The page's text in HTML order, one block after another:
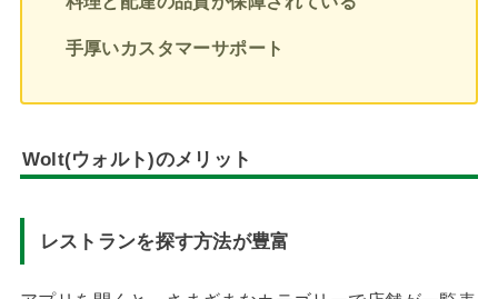
手厚いカスタマーサポート
Wolt(ウォルト)のメリット
レストランを探す方法が豊富